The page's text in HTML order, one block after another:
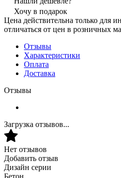
Хочу в подарок
Цена действительна только для
отличаться от цен в розничных
Отзывы
Характеристики
Оплата
Доставка
Отзывы
Загрузка отзывов...
Нет отзывов
Добавить отзыв
Дизайн серии
Бетон